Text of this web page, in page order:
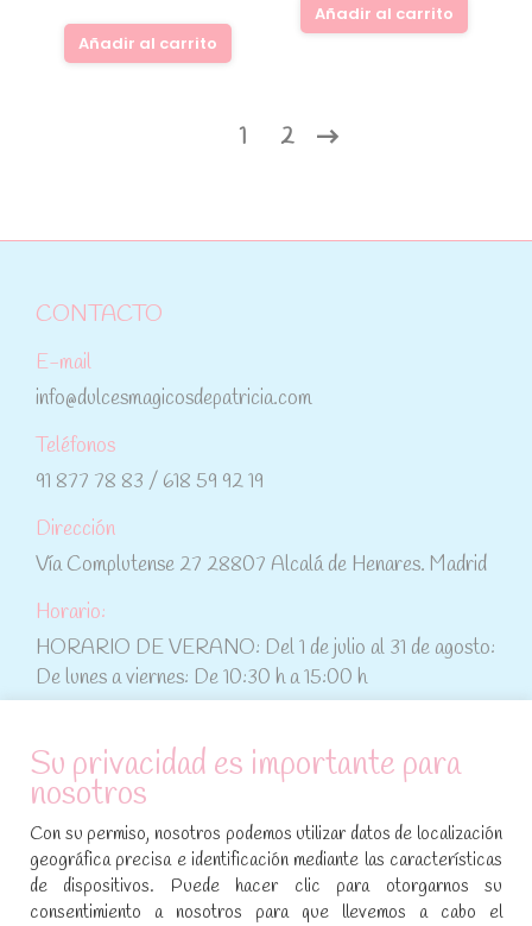
Añadir al carrito
Añadir al carrito
1 2
CONTACTO
E-mail
info@dulcesmagicosdepatricia.com
Teléfonos
91 877 78 83 / 618 59 92 19
Dirección
Vía Complutense 27 28807 Alcalá de Henares. Madrid
Horario:
HORARIO DE VERANO: Del 1 de julio al 31 de agosto:
De lunes a viernes: De 10:30 h a 15:00 h
ATENCIÓN AL CLIENTE
Condiciones de compra
Aviso legal y política de privacidad
Política de cookies
Su privacidad es importante para
nosotros
Con su permiso, nosotros podemos utilizar datos de localización
geográfica precisa e identificación mediante las características
de dispositivos. Puede hacer clic para otorgarnos su
consentimiento a nosotros para que llevemos a cabo el